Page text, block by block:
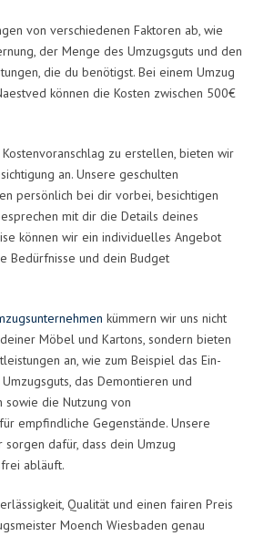
von verschiedenen Faktoren ab, wie
der Menge des Umzugsguts und den
die du benötigst. Bei einem Umzug
können die Kosten zwischen 500€
zu erstellen, bieten wir
an. Unsere geschulten
persönlich bei dir vorbei, besichtigen
mit dir die Details deines
können wir ein individuelles Angebot
Bedürfnisse und dein Budget
kümmern wir uns nicht
Möbel und Kartons, sondern bieten
an, wie zum Beispiel das Ein-
das Demontieren und
die Nutzung von
empfindliche Gegenstände. Unsere
dafür, dass dein Umzug
abläuft.
Qualität und einen fairen Preis
Moench Wiesbaden genau